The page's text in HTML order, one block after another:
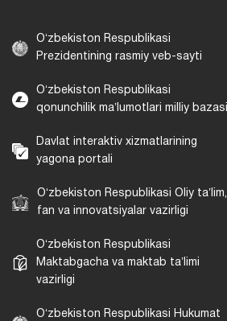
Oʻzbekiston Respublikasi
Prezidentining rasmiy veb-sayti
Oʻzbekiston Respublikasi
qonunchilik maʼlumotlari milliy bazasi
Davlat interaktiv xizmatlarining
yagona portali
Oʻzbekiston Respublikasi Oliy taʼlim,
fan va innovatsiyalar vazirligi
Oʻzbekiston Respublikasi
Maktabgacha va maktab taʼlimi
vazirligi
Oʻzbekiston Respublikasi Hukumat